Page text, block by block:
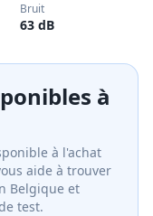
Bruit
63 dB
à
à l'achat
aide à trouver
Belgique et
test.